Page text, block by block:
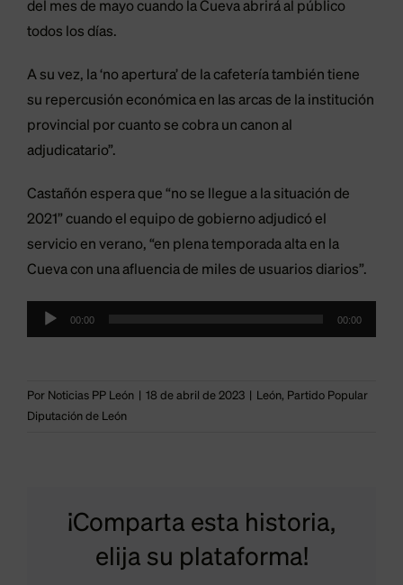
del mes de mayo cuando la Cueva abrirá al público
todos los días.
A su vez, la ‘no apertura’ de la cafetería también tiene
su repercusión económica en las arcas de la institución
provincial por cuanto se cobra un canon al
adjudicatario”.
Castañón espera que “no se llegue a la situación de
2021” cuando el equipo de gobierno adjudicó el
servicio en verano, “en plena temporada alta en la
Cueva con una afluencia de miles de usuarios diarios”.
Reproductor
de
00:00 00:00
Por Noticias PP León 18 de abril de 2023 León, Partido Popular
Diputación de León
¡Comparta esta historia,
elija su plataforma!
El
PP
la
los
activos